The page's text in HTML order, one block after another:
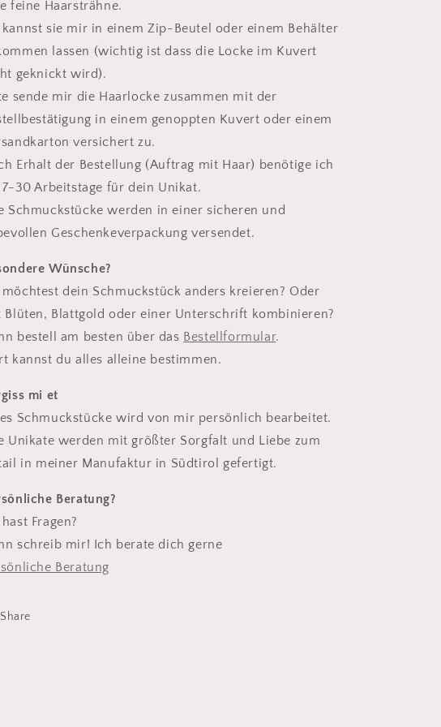
feine Haarsträhne.
kannst sie mir in einem Zip-Beutel oder einem Behälter
lassen (wichtig ist dass die Locke im Kuvert
geknickt wird).
sende mir die Haarlocke zusammen mit der
in einem genoppten Kuvert oder einem
versichert zu.
Erhalt der Bestellung (Auftrag mit Haar) benötige ich
7-30 Arbeitstage für dein Unikat.
Schmuckstücke werden in einer sicheren und
Geschenkeverpackung versendet.
Wünsche?
möchtest dein Schmuckstück anders kreieren? Oder
Blüten, Blattgold oder einer Unterschrift kombinieren?
bestell am besten über das Bestellformular.
kannst du alles alleine bestimmen.
mi et
Schmuckstücke wird von mir persönlich bearbeitet.
Unikate werden mit größter Sorgfalt und Liebe zum
in meiner Manufaktur in Südtirol gefertigt.
Beratung?
Fragen?
schreib mir! Ich berate dich gerne
Beratung
Share